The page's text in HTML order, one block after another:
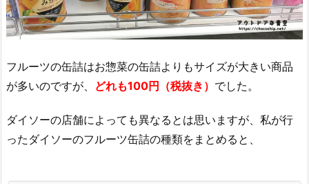
フルーツの缶詰はお惣菜の缶詰よりもサイズが大きい商品
が多いのですが、 どれも100円（税抜き） でした。
ダイソーの店舗によっても異なるとは思いますが、私が行
ったダイソーのフルーツ缶詰の種類をまとめると、